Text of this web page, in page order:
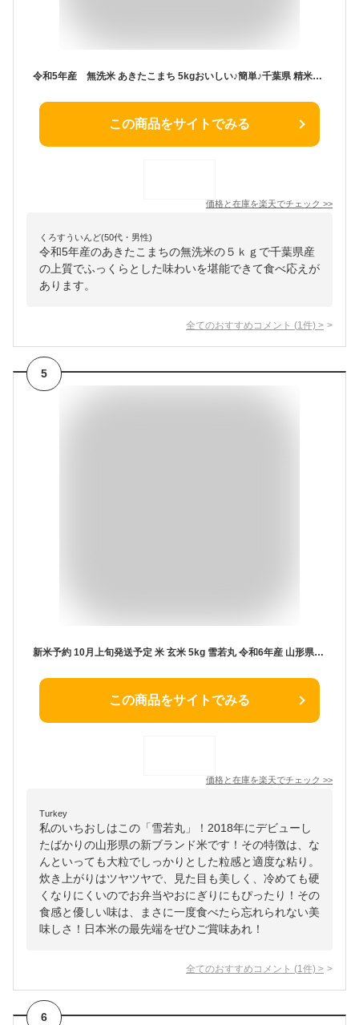
令和5年産 無洗米 あきたこまち 5kgおいしい♪簡単♪千葉県 精米【コンビニ受取対応商品】
この商品をサイトでみる
価格と在庫を楽天でチェック >>
くろすういんど(50代・男性)
令和5年産のあきたこまちの無洗米の５ｋｇで千葉県産
の上質でふっくらとした味わいを堪能できて食べ応えが
あります。
全てのおすすめコメント (1 件) >
5
新米予約 10月上旬発送予定 米 玄米 5kg 雪若丸 令和6年産 山形県産 精米無料 白米 無洗米 分づき 当日精米 送料無料
この商品をサイトでみる
価格と在庫を楽天でチェック >>
Turkey
私のいちおしはこの「雪若丸」！2018年にデビューし
たばかりの山形県の新ブランド米です！その特徴は、な
んといっても大粒でしっかりとした粒感と適度な粘り。
炊き上がりはツヤツヤで、見た目も美しく、冷めても硬
くなりにくいのでお弁当やおにぎりにもぴったり！その
食感と優しい味は、まさに一度食べたら忘れられない美
味しさ！日本米の最先端をぜひご賞味あれ！
全てのおすすめコメント (1 件) >
6